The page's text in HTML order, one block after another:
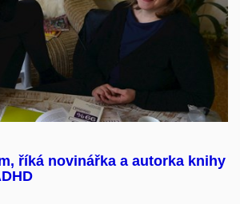
říká novinářka a autorka knihy